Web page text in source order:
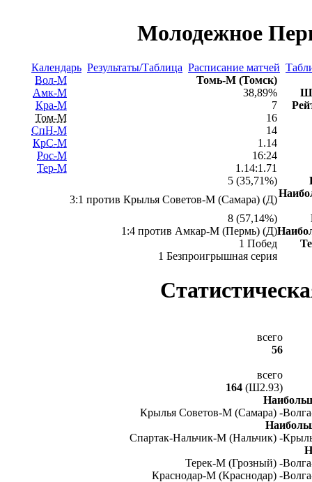
Молодежное
Календарь Результаты/Таблица Расписание матчей
Вол-М
Амк-М
Кра-М
Том-М
СпН-М
КрС-М
Рос-М
Тер-М
Томь-М (Томск)
38,89%
7
16
14
1.14
16:24
1.14:1.71
5 (35,71%)
3:1 против Крылья Советов-М (Самара) (Д)
8 (57,14%)
1:4 против Амкар-М (Пермь) (Д)
1 Побед
1 Безпроигрышная серия
всего
56
всего
164 (Ш2.93)
Крылья Советов-М (Самара) -
Спартак-Нальчик-М (Нальчик) -
Терек-М (Грозный) -
Краснодар-М (Краснодар) -